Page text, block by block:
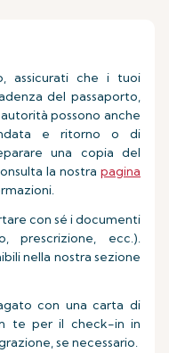
assicurati che i tuoi
del passaporto,
possono anche
e ritorno o di
una copia del
la nostra pagina
con sé i documenti
prescrizione, ecc.).
nella nostra sezione
con una carta di
te per il check-in in
se necessario.